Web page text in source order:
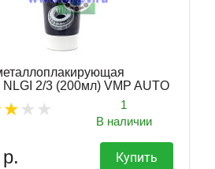
2/3 (200мл) VMP AUTO
1
В наличии
р. Купить